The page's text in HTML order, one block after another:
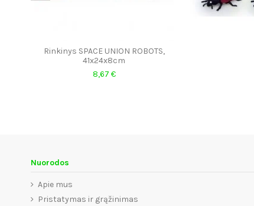
Rinkinys SPACE UNION ROBOTS,
41x24x8cm
8,67 €
Nuorodos
Apie mus
Pristatymas ir grąžinimas